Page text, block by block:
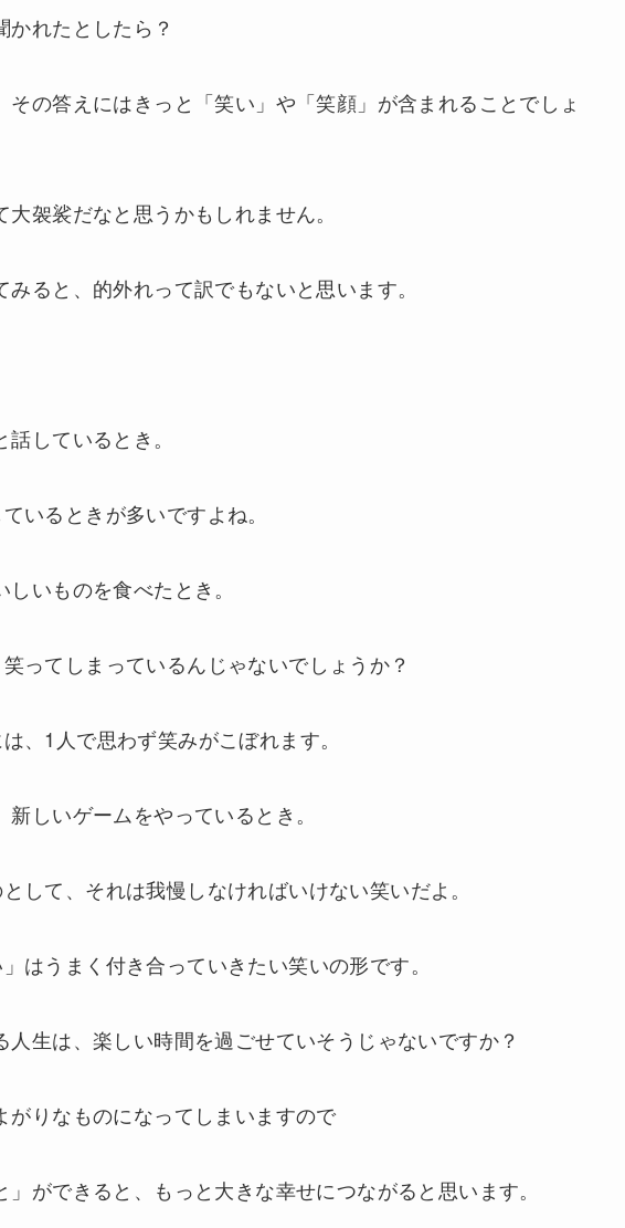
かれたとしたら？
の答えにはきっと「笑い」や「笑顔」が含まれることでしょ
袈裟だなと思うかもしれません。
ると、的外れって訳でもないと思います。
しているとき。
いるときが多いですよね。
いものを食べたとき。
ってしまっているんじゃないでしょうか？
、1人で思わず笑みがこぼれます。
しいゲームをやっているとき。
して、それは我慢しなければいけない笑いだよ。
はうまく付き合っていきたい笑いの形です。
生は、楽しい時間を過ごせていそうじゃないですか？
がりなものになってしまいますので
ができると、もっと大きな幸せにつながると思います。